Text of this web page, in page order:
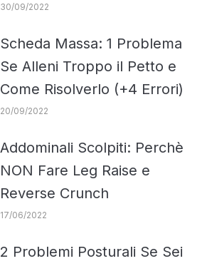
30/09/2022
Scheda Massa: 1 Problema
Se Alleni Troppo il Petto e
Come Risolverlo (+4 Errori)
20/09/2022
Addominali Scolpiti: Perchè
NON Fare Leg Raise e
Reverse Crunch
17/06/2022
2 Problemi Posturali Se Sei